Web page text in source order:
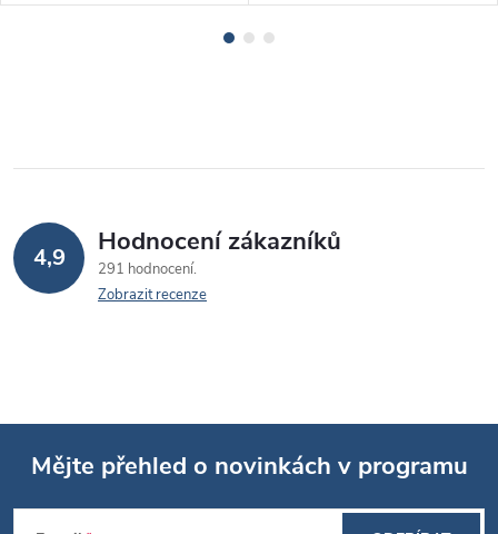
4,9 Hodnocení zákazníků
291 hodnocení
Zobrazit recenze
Z
Mějte přehled o novinkách v programu